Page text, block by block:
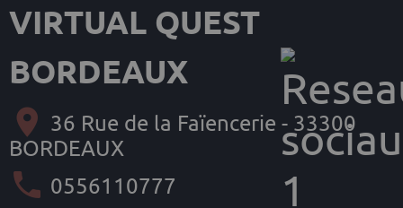
VIRTUAL QUEST
BORDEAUX
36 Rue de la Faïencerie - 33300
BORDEAUX
0556110777